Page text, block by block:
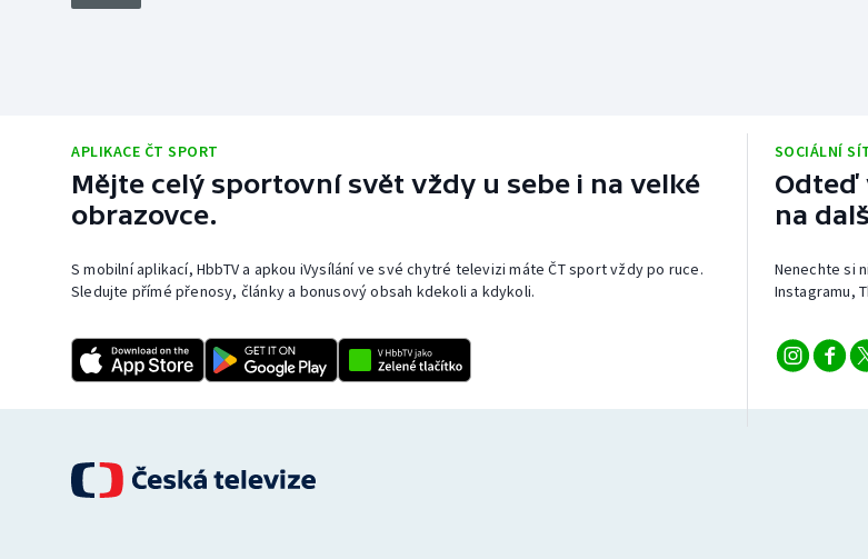
APLIKACE ČT SPORT
Mějte celý sportovní svět vždy u sebe i na velké
obrazovce.
S mobilní aplikací, HbbTV a apkou iVysílání ve své chytré televizi máte ČT sport vždy po ruce.
Sledujte přímé přenosy, články a bonusový obsah kdekoli a kdykoli.
SOCIÁLNÍ
Odteď
na
Nenechte si
Instagramu,